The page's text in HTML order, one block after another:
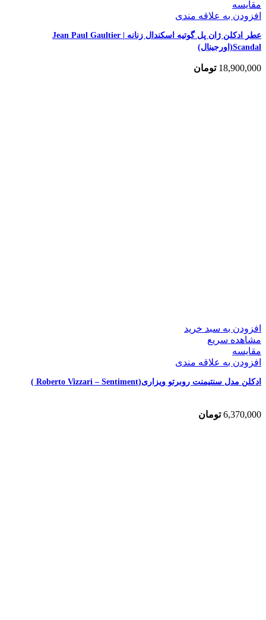
مقایسه
افزودن به علاقه مندی
عطر ادکلن ژان پل گوتیه اسکندال زنانه | Jean Paul Gaultier
Scandal(اورجینال)
18,900,000 تومان
افزودن به سبد خرید
مشاهده سریع
مقایسه
افزودن به علاقه مندی
ادکلن مدل سنتیمنت روبرتو ویزاری(Roberto Vizzari – Sentiment )
6,370,000 تومان